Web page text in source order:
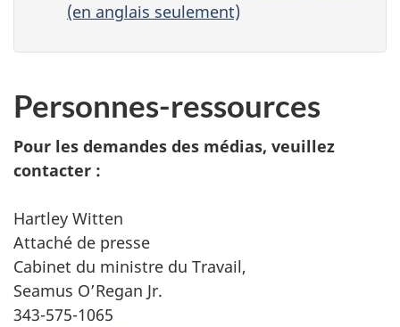
(en anglais seulement)
Personnes-ressources
Pour les demandes des médias, veuillez
contacter :
Hartley Witten
Attaché de presse
Cabinet du ministre du Travail,
Seamus O’Regan Jr.
343-575-1065